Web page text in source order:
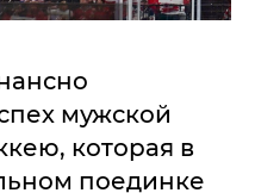
мужской
которая в
поединке